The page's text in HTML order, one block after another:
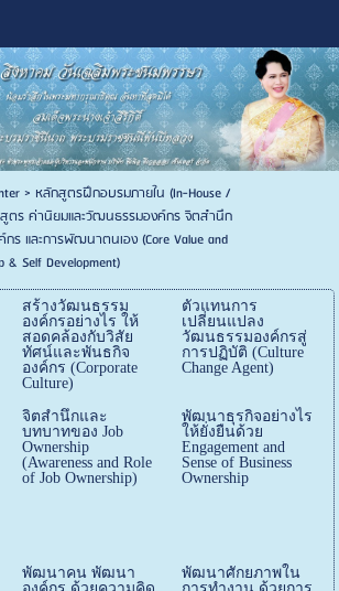
> หลักสูตรฝึกอบรมภายใน (In-House /
ตร ค่านิยมและวัฒนธรรมองค์กร จิตสำนึก
ร และการพัฒนาตนเอง (Core Value and
& Self Development)
สร้างวัฒนธรรม
องค์กรอย่างไร ให้
สอดคล้องกับวิสัย
ทัศน์และพันธกิจ
องค์กร (Corporate
Culture)
ตัวแทนการ
เปลี่ยนแปลง
วัฒนธรรมองค์กรสู่
การปฏิบัติ (Culture
Change Agent)
จิตสำนึกและ
บทบาทของ Job
Ownership
(Awareness and Role
of Job Ownership)
พัฒนาธุรกิจอย่างไร
ให้ยั่งยืนด้วย
Engagement and
Sense of Business
Ownership
พัฒนาคน พัฒนา
พัฒนาศักยภาพใน